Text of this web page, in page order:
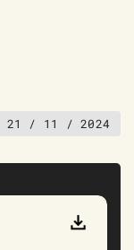
21 / 11 / 2024